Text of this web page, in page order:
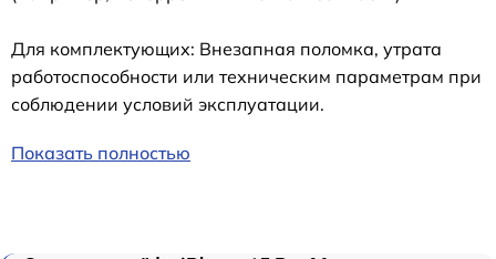
Для комплектующих: Внезапная поломка, утрата
работоспособности или техническим параметрам при
соблюдении условий эксплуатации.
Показать полностью